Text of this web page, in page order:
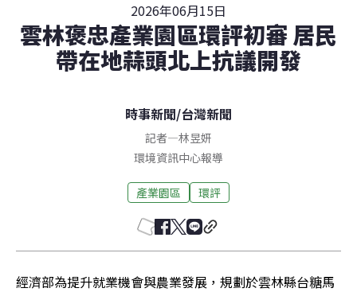
2026年06月15日
雲林褒忠產業園區環評初審 居民
帶在地蒜頭北上抗議開發
時事新聞/台灣新聞
記者—林昱妍
環境資訊中心報導
產業園區 環評
經濟部為提升就業機會與農業發展，規劃於雲林縣台糖馬